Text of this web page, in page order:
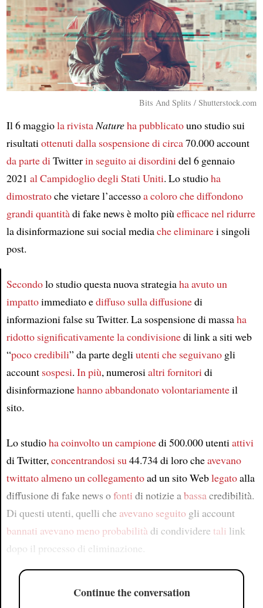
Article
Bits And Splits / Shutterstock.com
Il 6 maggiola rivista Natureha pubblicatouno studio sui
risultati ottenuti dalla sospensionedi circa70.000 account
da parte di Twitterin seguito ai disordini del 6 gennaio
2021 al Campidoglio degli Stati Uniti. Lo studioha
dimostratoche vietare l’accessoa coloro che diffondono
grandi quantitàdi fake news è molto più efficacenel ridurre
la disinformazione sui social mediache eliminarei singoli
post.
Secondolo studio questa nuova strategiaha avuto un
impattoimmediato ediffuso sulla diffusionedi
informazioni false su Twitter. La sospensione di massaha
ridotto significativamentela condivisionedi link a siti web
“poco credibili” da parte degli utenti che seguivanogli
account sospesi. In più, numerosi altri fornitori di
disinformazionehanno abbandonato volontariamenteil
sito.
Lo studioha coinvolto un campionedi 500.000 utenti attivi
di Twitter, concentrandosi su 44.734 di loro cheavevano
twittatoalmeno un collegamentoad un sito Weblegatoalla
diffusione di fake news ofonti di notizie a bassa credibilità.
Di questi utenti, quelli che avevano seguitogli account
bannati avevano meno probabilità di condividere tali link
dopo il processo di eliminazione.
Continue the conversation